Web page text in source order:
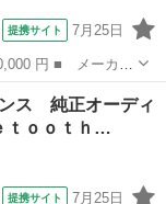
提携サイト 7月25日
： ガーラミオ
1D ■ ミッシ...
ス 純正オーディ
ｔｏｏｔｈ…
提携サイト 7月25日